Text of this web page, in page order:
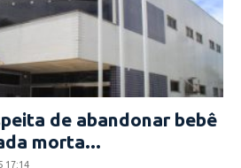
de abandonar bebê
morta...
17:14